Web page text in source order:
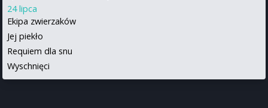
24 lipca
Ekipa zwierzaków
Jej piekło
Requiem dla snu
Wyschnięci